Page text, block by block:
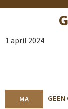
1 april 2024
MA
GEEN